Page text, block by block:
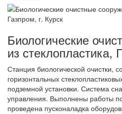
Биологические
из стеклопластика,
Станция биологической очистки,
горизонтальных
подземной установки. Система
управления. Выполнены работы
проведена пусконаладка